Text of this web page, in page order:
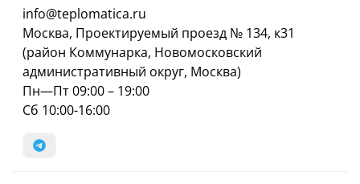
info@teplomatica.ru
Москва, Проектируемый проезд № 134, к31
(район Коммунарка, Новомосковский
административный округ, Москва)
Пн—Пт 09:00 – 19:00
Сб 10:00-16:00